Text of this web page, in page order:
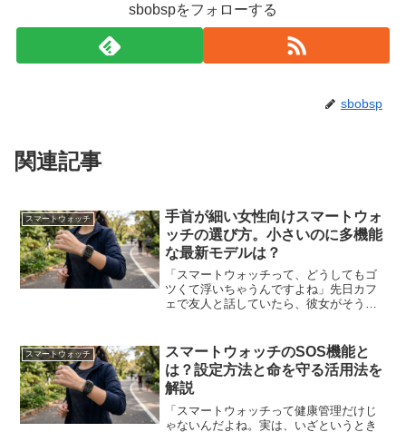
sbobspをフォローする
sbobsp
関連記事
スマートウォッチ
手首が細い女性向けスマートウォ
ッチの選び方。小さいのに多機能
な最新モデルは？
「スマートウォッチって、どうしてもゴ
ツくて浮いちゃうんですよね」先日カフ
ェで友人と話していたら、彼女がそうこ
大きすぎるか、逆に機能が削られすぎて
いるかの二者択一。ああ、...
スマートウォッチ
スマートウォッチのSOS機能と
は？設定方法と命を守る活用法を
解説
「スマートウォッチって健康管理だけじ
ゃないんだよね。実は、いざというとき